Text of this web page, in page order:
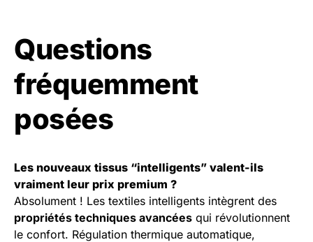
Questions
fréquemment
posées
Les nouveaux tissus “intelligents” valent-ils
vraiment leur prix premium ?
Absolument ! Les textiles intelligents intègrent des
propriétés techniques avancées qui révolutionnent
le confort. Régulation thermique automatique,